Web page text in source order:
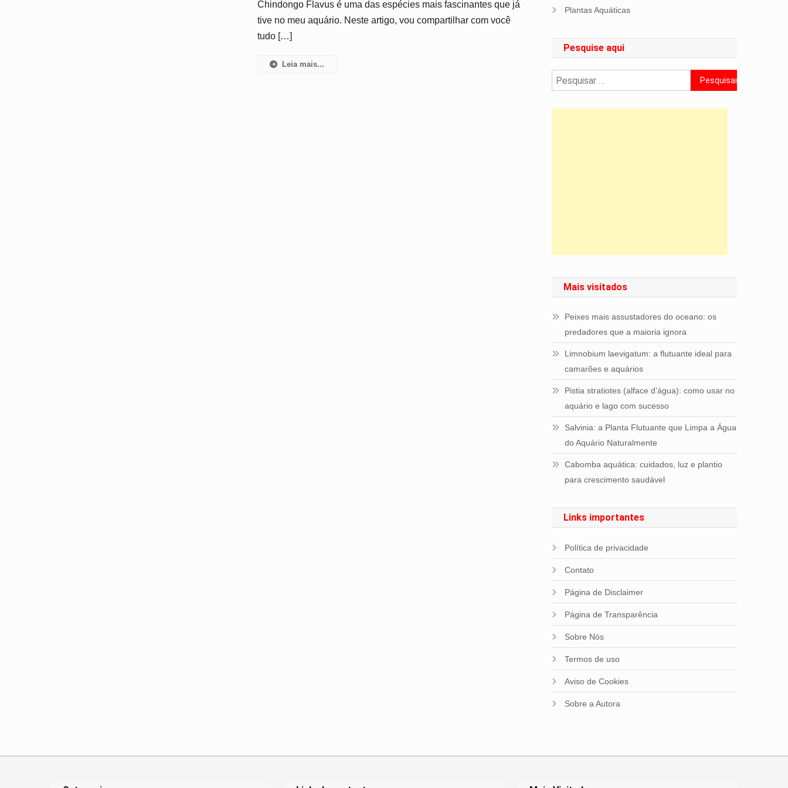
De
Criar
Chindongo Flavus é uma das espécies mais fascinantes que já
tive no meu aquário. Neste artigo, vou compartilhar com você
tudo […]
Leia mais...
Plantas Aquáticas
Pesquise aqui
Pesquisar
por:
Mais visitados
Peixes mais assustadores do oceano: os
predadores que a maioria ignora
Limnobium laevigatum: a flutuante ideal para
camarões e aquários
Pistia stratiotes (alface d’água): como usar no
aquário e lago com sucesso
Salvinia: a Planta Flutuante que Limpa a Água
do Aquário Naturalmente
Cabomba aquática: cuidados, luz e plantio
para crescimento saudável
Links importantes
Política de privacidade
Contato
Página de Disclaimer
Página de Transparência
Sobre Nós
Termos de uso
Aviso de Cookies
Sobre a Autora